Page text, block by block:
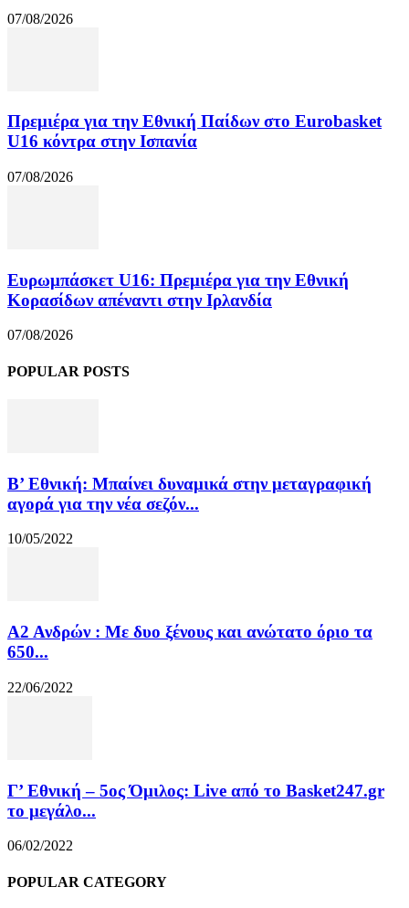
07/08/2026
Πρεμιέρα για την Εθνική Παίδων στο Eurobasket
U16 κόντρα στην Ισπανία
07/08/2026
Ευρωμπάσκετ U16: Πρεμιέρα για την Εθνική
Κορασίδων απέναντι στην Ιρλανδία
07/08/2026
POPULAR POSTS
Β’ Εθνική: Μπαίνει δυναμικά στην μεταγραφική
αγορά για την νέα σεζόν...
10/05/2022
Α2 Ανδρών : Με δυο ξένους και ανώτατο όριο τα
650...
22/06/2022
Γ’ Εθνική – 5ος Όμιλος: Live από το Basket247.gr
το μεγάλο...
06/02/2022
POPULAR CATEGORY